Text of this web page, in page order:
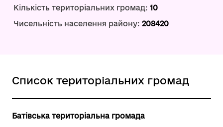
Кількість територіальних громад: 10
Чисельність населення району: 208420
Список територіальних громад
Батівська територіальна громада